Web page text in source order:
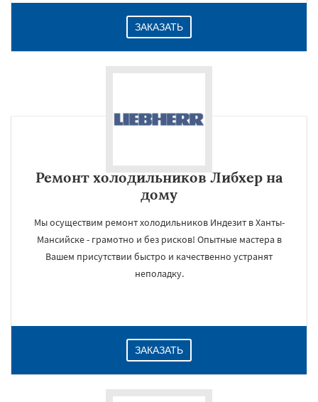
ЗАКАЗАТЬ
Ремонт холодильников Либхер на
дому
Мы осуществим ремонт холодильников Индезит в Ханты-
Мансийске - грамотно и без рисков! Опытные мастера в
Вашем присутствии быстро и качественно устранят
неполадку.
ЗАКАЗАТЬ